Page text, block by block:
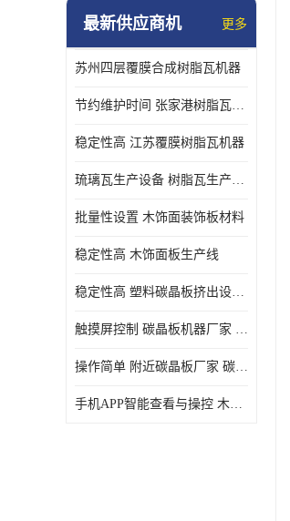
最新供应商机 更多
苏州四层覆膜合成树脂瓦机器
节约维护时间 张家港树脂瓦小青瓦成型机
稳定性高 江苏覆膜树脂瓦机器
琉璃瓦生产设备 树脂瓦生产设备
批量性设置 木饰面装饰板材料
稳定性高 木饰面板生产线
稳定性高 塑料碳晶板挤出设备 碳晶板设备
触摸屏控制 碳晶板机器厂家 碳晶板全屋装修的利和弊
操作简单 附近碳晶板厂家 碳晶板机器厂家
手机APP智能查看与操控 木饰面板机器